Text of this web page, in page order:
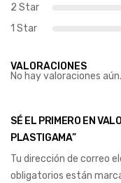
2 Star
1 Star
VALORACIONES
No hay valoraciones aún.
SÉ EL PRIMERO EN
PLASTIGAMA”
Tu dirección de correo
obligatorios están